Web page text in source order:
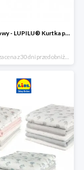
Hit cenowy - LUPILU® Kurtka przeciwdeszczowa dziewczęca, 1 sztuka